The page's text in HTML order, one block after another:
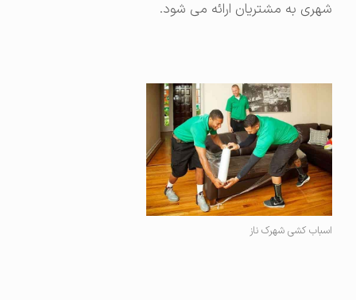
شهری به مشتریان ارائه می شود.
اسباب کشی شهرک ناز